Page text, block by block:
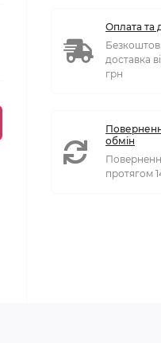
Оплата та
доставка
грн
обмін
протягом